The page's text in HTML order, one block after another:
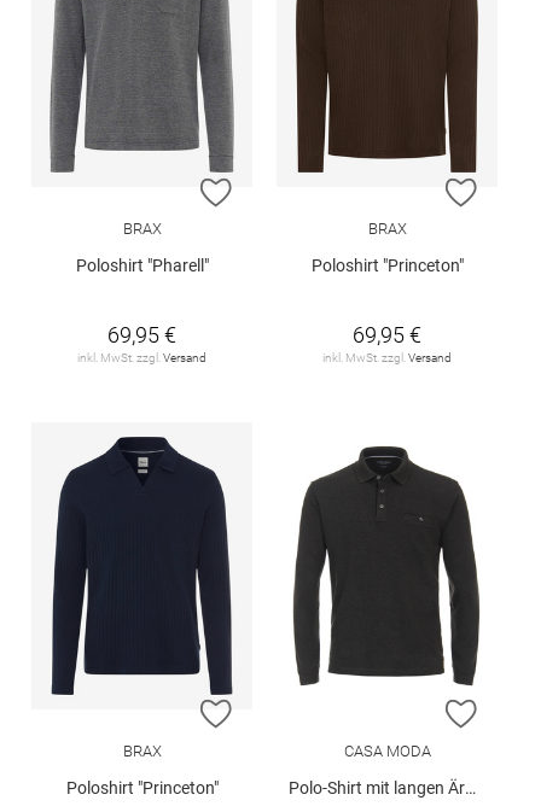
ZUR WUNSCHLISTE HINZUFÜGEN
BRAX
Poloshirt "Pharell"
69,95 €
inkl. MwSt. zzgl. Versand
ZUR
BRAX
Poloshirt "Princeton"
69,95 €
inkl. MwSt. zzgl. Versand
ZUR WUNSCHLISTE HINZUFÜGEN
BRAX
Poloshirt "Princeton"
ZUR
CASA MODA
Polo-Shirt mit langen Ärmeln